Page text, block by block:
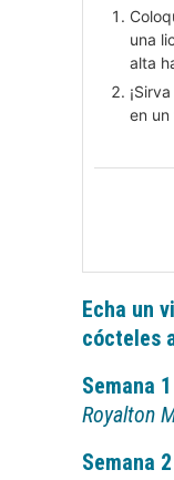
una
alta
en
Echa un
cócteles
Semana
Royalton
Semana